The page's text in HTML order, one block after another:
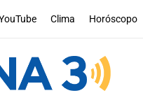
Clima Horóscopo